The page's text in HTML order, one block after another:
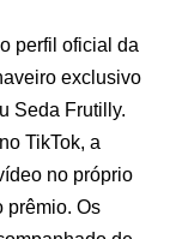
perfil oficial da
exclusivo
Seda Frutilly.
TikTok, a
no próprio
prêmio. Os